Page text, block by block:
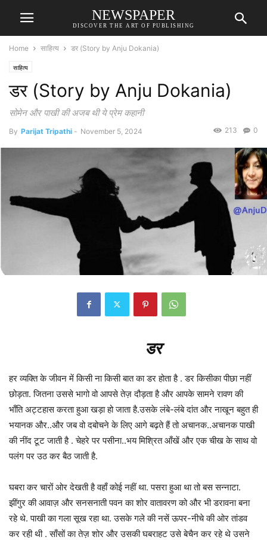
NEWSPAPER
DISCOVER THE ART OF PUBLISHING
Home साहित्य डर (Story by Anju Dokania)
साहित्य
डर (Story by Anju Dokania)
सोमेन और पाखी की अजब थी ये प्रेम कहानी
By Parijat Tripathi - November 5, 2024 0
213
डर
हर व्यक्ति के जीवन में किसी ना किसी बात का डर होता है . डर किसीका पीछा नहीं
छोड़ता. जितना उससे भागो वो आपसे तेज़ दौड़ता है और आपके सामने रावण की
भाँति अट्टहास करता हुआ खड़ा हो जाता है.उसके लंबे-लंबे दांत और नाखून बहुत ही
भयानक और..और जब वो दबोचने के लिए आगे बढ़ते हैं तो अचानक..अचानक पाखी
की नींद टूट जाती है . चेहरे पर पसीना..भय मिश्रित आँखें और एक चीख के साथ वो
पलंग पर उठ कर बैठ जाती है.
घबरा कर चारों ओर देखती है वहाँ कोई नहीं था. पसरा हुआ था तो बस सन्नाटा.
झींगुर की आवाज़ और सनसनाती पवन का शोर वातावरण को और भी डरावना बना
रहे थे. पाखी का गला सूख रहा था. उसके गले की नसें ऊपर-नीचे की ओर तांडव
कर रही थी . साँसों का तेज़ शोर और उसकी घबराहट उसे बेचैन कर रहे थे उसने